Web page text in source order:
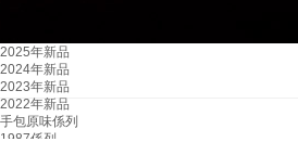
2025年新品
2024年新品
2023年新品
2022年新品
手包原味係列
1987係列